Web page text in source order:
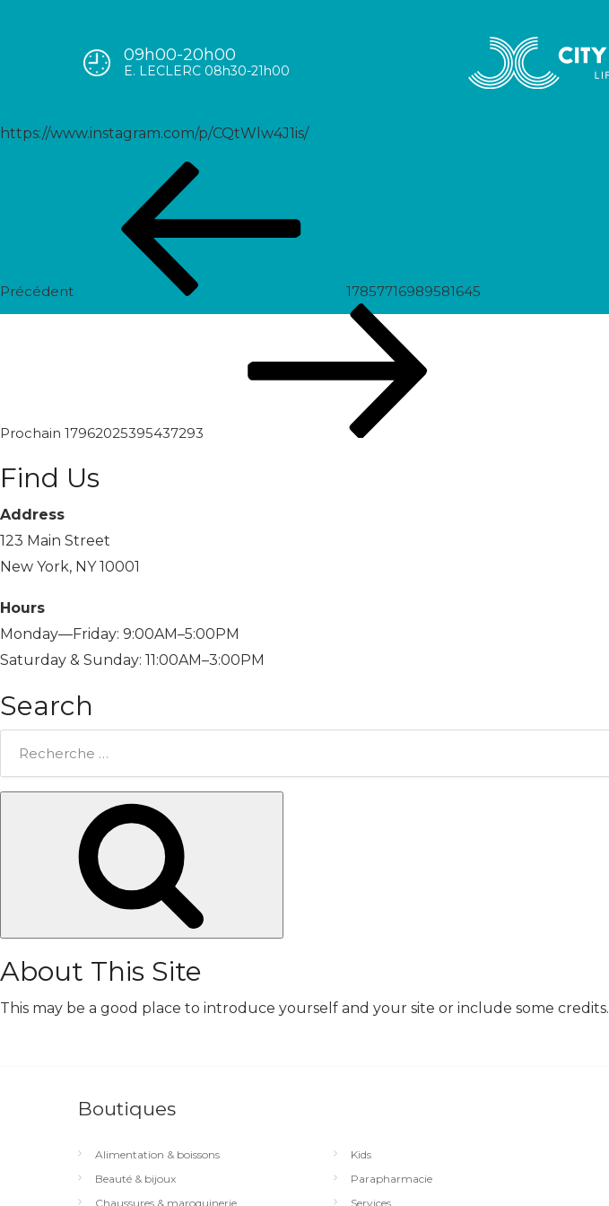
09h00-20h00
E. LECLERC 08h30-21h00
17962689175433714
https://www.instagram.com/p/CQtWlw4J1is/
Précédent
17857716989581645
Prochain
Prochain 17962025395437293
Find Us
Address
123 Main Street
New York, NY 10001
Hours
Monday—Friday: 9:00AM–5:00PM
Saturday & Sunday: 11:00AM–3:00PM
Search
About This Site
This may be a good place to introduce yourself and your site or include some credits.
Boutiques
Alimentation & boissons
Beauté & bijoux
Chaussures & maroquinerie
Kids
Parapharmacie
Services